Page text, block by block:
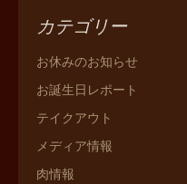
カテゴリー
お休みのお知らせ
お誕生日レポート
テイクアウト
メディア情報
肉情報